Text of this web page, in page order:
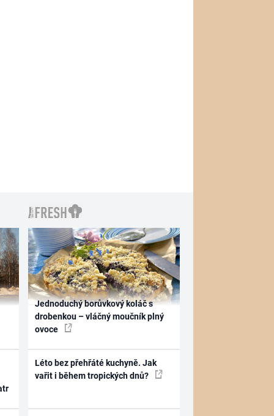
Jednoduchý borůvkový koláč s
drobenkou – vláčný moučník plný
ovoce
Léto bez přehřáté kuchyně. Jak
vařit i během tropických dnů?